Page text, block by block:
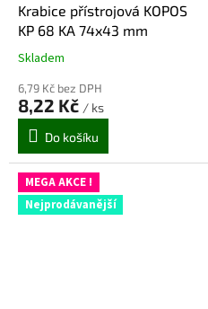
Krabice přístrojová KOPOS
KP 68 KA 74x43 mm
Průměrné
produktu
je
5,0
5
hvězdiček.
Skladem
6,79 Kč bez DPH
8,22 Kč / ks
Do košíku
MEGA AKCE !
Nejprodávanější